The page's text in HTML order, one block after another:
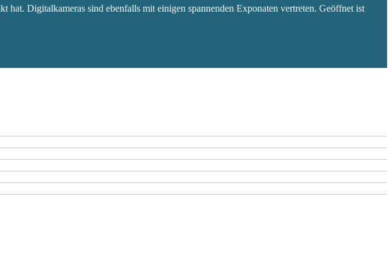
Digitalkameras sind ebenfalls mit einigen spannenden Exponaten vertreten. Geöffnet ist